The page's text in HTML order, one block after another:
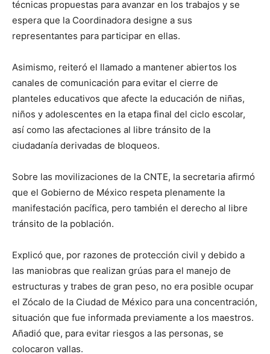
técnicas propuestas para avanzar en los trabajos y se
espera que la Coordinadora designe a sus
representantes para participar en ellas.
Asimismo, reiteró el llamado a mantener abiertos los
canales de comunicación para evitar el cierre de
planteles educativos que afecte la educación de niñas,
niños y adolescentes en la etapa final del ciclo escolar,
así como las afectaciones al libre tránsito de la
ciudadanía derivadas de bloqueos.
Sobre las movilizaciones de la CNTE, la secretaria afirmó
que el Gobierno de México respeta plenamente la
manifestación pacífica, pero también el derecho al libre
tránsito de la población.
Explicó que, por razones de protección civil y debido a
las maniobras que realizan grúas para el manejo de
estructuras y trabes de gran peso, no era posible ocupar
el Zócalo de la Ciudad de México para una concentración,
situación que fue informada previamente a los maestros.
Añadió que, para evitar riesgos a las personas, se
colocaron vallas.